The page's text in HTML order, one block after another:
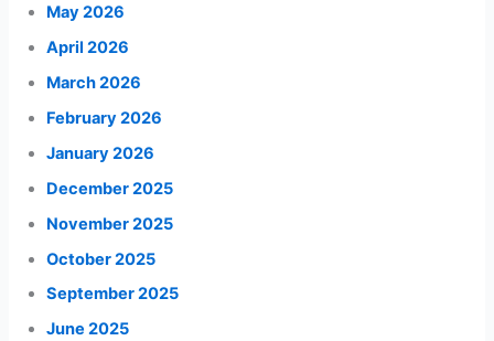
May 2026
April 2026
March 2026
February 2026
January 2026
December 2025
November 2025
October 2025
September 2025
June 2025